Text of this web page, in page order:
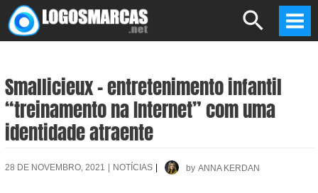
Skip
to
Search
Smallicieux – entretenimento infantil
“treinamento na Internet” com uma
identidade atraente
28 DE NOVEMBRO, 2021 NOTÍCIAS by ANNA KERDAN